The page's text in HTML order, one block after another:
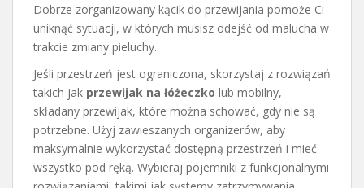
Dobrze zorganizowany kącik do przewijania pomoże Ci
uniknąć sytuacji, w których musisz odejść od malucha w
trakcie zmiany pieluchy.
Jeśli przestrzeń jest ograniczona, skorzystaj z rozwiązań
takich jak przewijak na łóżeczko lub mobilny,
składany przewijak, które można schować, gdy nie są
potrzebne. Użyj zawieszanych organizerów, aby
maksymalnie wykorzystać dostępną przestrzeń i mieć
wszystko pod ręką. Wybieraj pojemniki z funkcjonalnymi